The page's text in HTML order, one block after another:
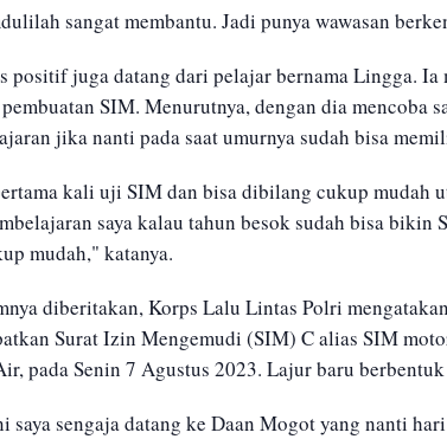
sangat membantu. Jadi punya wawasan
positif juga datang dari pelajar bernama Lingga.
SIM. Menurutnya, dengan dia mencoba
jika nanti pada saat umurnya sudah bisa
kali uji SIM dan bisa dibilang cukup mudah
saya kalau tahun besok sudah bisa bikin
mudah," katanya.
diberitakan, Korps Lalu Lintas Polri
Surat Izin Mengemudi (SIM) C alias SIM
pada Senin 7 Agustus 2023. Lajur baru
saya sengaja datang ke Daan Mogot yang nanti